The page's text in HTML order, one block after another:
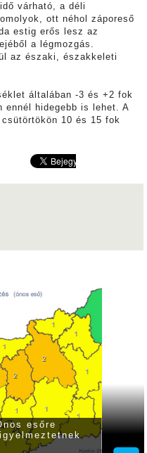
várható, a déli
ott néhol záporeső
estig erős lesz az
a légmozgás.
az északi, északkeleti
általában -3 és +2 fok
ennél hidegebb is lehet. A
csütörtökön 10 és 15 fok
esőre
Rövid